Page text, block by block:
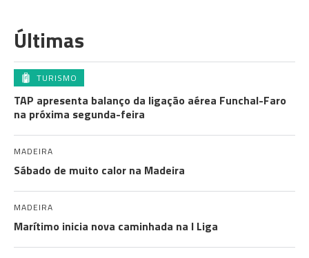
Últimas
TURISMO
TAP apresenta balanço da ligação aérea Funchal-Faro
na próxima segunda-feira
MADEIRA
Sábado de muito calor na Madeira
MADEIRA
Marítimo inicia nova caminhada na I Liga